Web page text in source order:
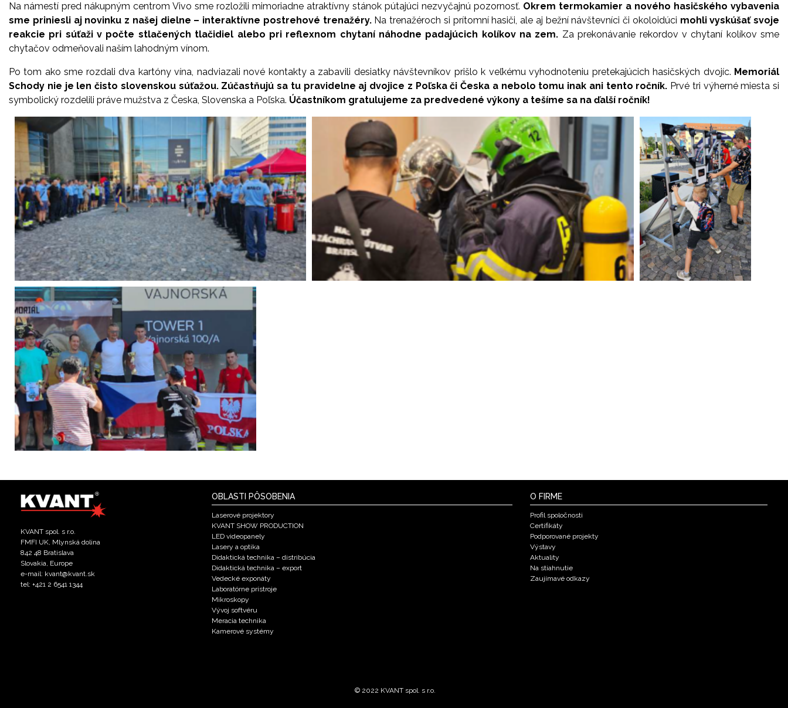
Na námestí pred nákupným centrom Vivo sme rozložili mimoriadne atraktívny stánok pútajúci nezvyčajnú pozornosť. Okrem termokamier a nového hasičského vybavenia
sme priniesli aj novinku z našej dielne – interaktívne postrehové trenažéry.Na trenažéroch si prítomní hasiči, ale aj bežní návštevníci či okoloidúci mohli vyskúšať svoje
reakcie pri súťaži v počte stlačených tlačidiel alebo pri reflexnom chytaní náhodne padajúcich kolíkov na zem. Za prekonávanie rekordov v chytaní kolíkov sme
chytačov odmeňovali naším lahodným vínom.
Po tom ako sme rozdali dva kartóny vína, nadviazali nové kontakty a zabavili desiatky návštevníkov prišlo k veľkému vyhodnoteniu pretekajúcich hasičských dvojíc. Memoriál
Schody nie je len čisto slovenskou súťažou. Zúčastňujú sa tu pravidelne aj dvojice z Poľska či Česka a nebolo tomu inak ani tento ročník. Prvé tri výherné miesta si
symbolický rozdelili práve mužstva z Česka, Slovenska a Poľska. Účastníkom gratulujeme za predvedené výkony a tešíme sa na ďalší ročník!
KVANT spol. s r.o.
FMFI UK, Mlynská dolina
842 48 Bratislava
Slovakia, Europe
e-mail: kvant@kvant.sk
tel: +421 2 6541 1344
OBLASTI PÔSOBENIA
Laserové projektory
KVANT SHOW PRODUCTION
LED videopanely
Lasery a optika
Didaktická technika – distribúcia
Didaktická technika – export
Vedecké exponáty
Laboratórne prístroje
Mikroskopy
Vývoj softvéru
Meracia technika
Kamerové systémy
O FIRME
Profil spoločnosti
Certifikáty
Podporované projekty
Výstavy
Aktuality
Na stiahnutie
Zaujímavé odkazy
© 2022 KVANT spol. s r.o.